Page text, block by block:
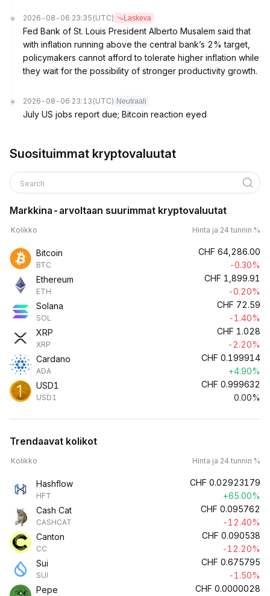
2026-08-06 23:35 (UTC) Laskeva
Fed Bank of St. Louis President Alberto Musalem said that
with inflation running above the central bank’s 2% target,
policymakers cannot afford to tolerate higher inflation while
they wait for the possibility of stronger productivity growth.
2026-08-06 23:13 (UTC) Neutraali
July US jobs report due; Bitcoin reaction eyed
Suosituimmat kryptovaluutat
Search
Markkina-arvoltaan suurimmat kryptovaluutat
Kolikko Hinta ja 24 tunnin %
Bitcoin
BTC
CHF 64,286.00
-0.30%
Ethereum
ETH
CHF 1,899.91
-0.20%
Solana
SOL
CHF 72.59
-1.40%
XRP
XRP
CHF 1.028
-2.20%
Cardano
ADA
CHF 0.199914
+4.90%
USD1
USD1
CHF 0.999632
0.00%
Trendaavat kolikot
Kolikko Hinta ja 24 tunnin %
Hashflow
HFT
CHF 0.02923179
+65.00%
Cash Cat
CASHCAT
CHF 0.095762
-12.40%
Canton
CC
CHF 0.090538
-12.20%
Sui
SUI
CHF 0.675795
-1.50%
Pepe
CHF 0.0000028